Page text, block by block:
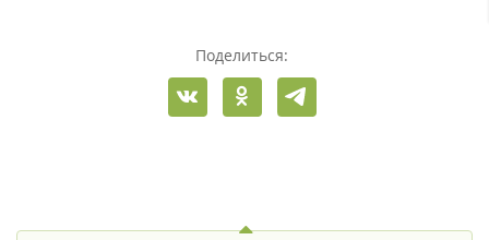
Поделиться: